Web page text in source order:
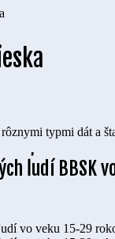
ľudí BBSK
vo veku 15-29